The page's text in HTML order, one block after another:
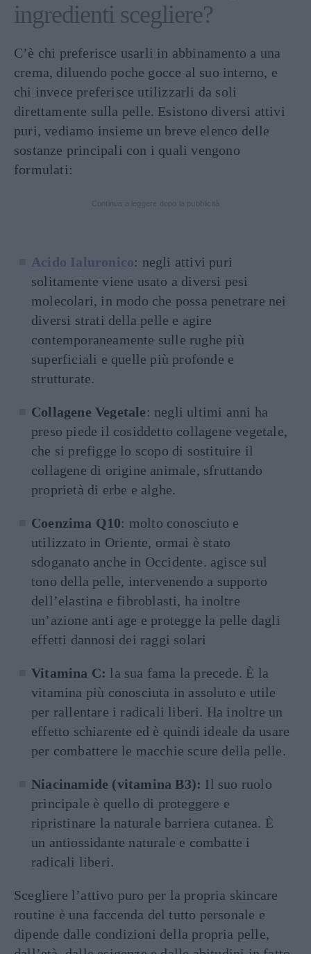
ingredienti scegliere?
C’è chi preferisce usarli in abbinamento a una
crema, diluendo poche gocce al suo interno, e
chi invece preferisce utilizzarli da soli
direttamente sulla pelle. Esistono diversi attivi
puri, vediamo insieme un breve elenco delle
sostanze principali con i quali vengono
formulati:
Acido Ialuronico: negli attivi puri
solitamente viene usato a diversi pesi
molecolari, in modo che possa penetrare nei
diversi strati della pelle e agire
contemporaneamente sulle rughe più
superficiali e quelle più profonde e
strutturate.
Collagene Vegetale: negli ultimi anni ha
preso piede il cosiddetto collagene vegetale,
che si prefigge lo scopo di sostituire il
collagene di origine animale, sfruttando
proprietà di erbe e alghe.
Coenzima Q10: molto conosciuto e
utilizzato in Oriente, ormai è stato
sdoganato anche in Occidente. agisce sul
tono della pelle, intervenendo a supporto
dell’elastina e fibroblasti, ha inoltre
un’azione anti age e protegge la pelle dagli
effetti dannosi dei raggi solari
Vitamina C: la sua fama la precede. È la
vitamina più conosciuta in assoluto e utile
per rallentare i radicali liberi. Ha inoltre un
effetto schiarente ed è quindi ideale da usare
per combattere le macchie scure della pelle.
Niacinamide (vitamina B3): Il suo ruolo
principale è quello di proteggere e
ripristinare la naturale barriera cutanea. È
un antiossidante naturale e combatte i
radicali liberi.
Scegliere l’attivo puro per la propria skincare
routine è una faccenda del tutto personale e
dipende dalle condizioni della propria pelle,